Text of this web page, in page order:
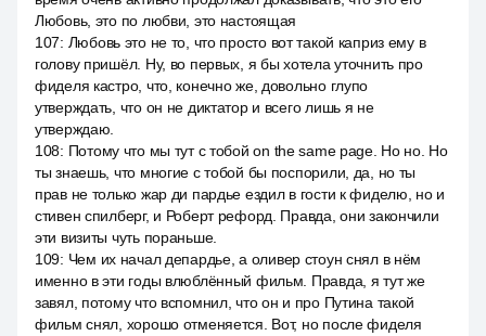
Любовь, это по любви, это настоящая
107: Любовь это не то, что просто вот такой каприз ему в
голову пришёл. Ну, во первых, я бы хотела уточнить про
фиделя кастро, что, конечно же, довольно глупо
утверждать, что он не диктатор и всего лишь я не
утверждаю.
108: Потому что мы тут с тобой on the same page. Но но. Но
ты знаешь, что многие с тобой бы поспорили, да, но ты
прав не только жар ди пардье ездил в гости к фиделю, но и
стивен спилберг, и Роберт рефорд. Правда, они закончили
эти визиты чуть пораньше.
109: Чем их начал депардье, а оливер стоун снял в нём
именно в эти годы влюблённый фильм. Правда, я тут же
завял, потому что вспомнил, что он и про Путина такой
фильм снял, хорошо отменяется. Вот, но после фиделя